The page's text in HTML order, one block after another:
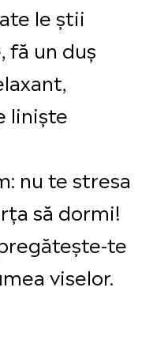
le știi
fă un duș
liniște
nu te stresa
să dormi!
te
viselor.